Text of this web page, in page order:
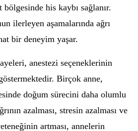
his kaybı sağlanır.
ilerleyen aşamalarında ağrı
bir deneyim yaşar.
anestezi seçeneklerinin
Birçok anne,
doğum sürecini daha olumlu
azalması, stresin azalması ve
artması, annelerin